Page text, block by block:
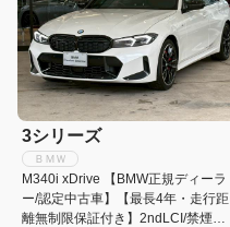
3シリーズ
ＢＭＷ
M340i xDrive 【BMW正規ディーラ
ー/認定中古車】【最長4年・走行距
離無制限保証付き】2ndLCI/禁煙車/